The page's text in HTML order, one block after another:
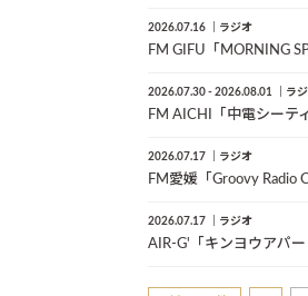
2026.07.16 ラジオ
FM GIFU「MORNING
2026.07.30 - 2026.08.01 ラ
FM AICHI「中電シーテ
2026.07.17 ラジオ
FM愛媛「Groovy Radio
2026.07.17 ラジオ
AIR-G'「キンヨウアパー